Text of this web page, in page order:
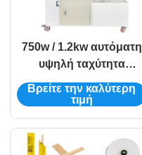
750w / 1.2kw αυτόματη
υψηλή ταχύτητα
μηχανών συσκευασίας
ραβδιών παγωτού
Βρείτε την καλύτερη
τιμή